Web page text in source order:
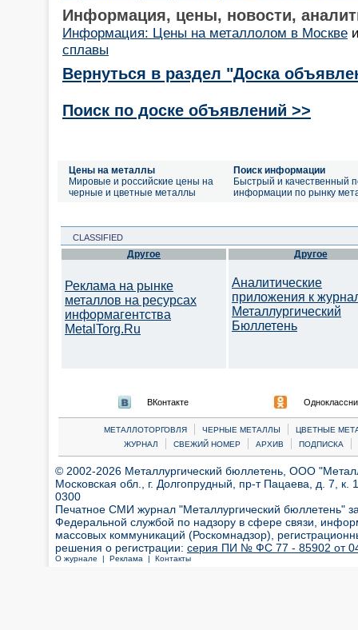
Информация, цены, новости,
Информация: Цены на металлолом в Москве
сплавы
Вернуться в раздел "Доска
Поиск по доске объявлений >>
Цены на металлы
Мировые и российские цены на
черные и цветные металлы
Поиск информации
Быстрый и качественный
информации по рынку
CLASSIFIED
Другое
Реклама на рынке
металлов на ресурсах
информагентства
MetalTorg.Ru
Другое
Аналитические
приложения к
Металлургический
Бюллетень
ВКонтакте
МЕТАЛЛОТОРГОВЛЯ | ЧЕРНЫЕ МЕТАЛЛЫ |
ЦВЕТНЫЕ
ЖУРНАЛ
| СВЕЖИЙ НОМЕР | АРХИВ | ПОДПИСКА |
© 2002-2026 Металлургический бюллетень, ООО
Московская обл., г. Долгопрудный, пр-т Пацаева, д. 7,
0300
Печатное СМИ журнал "Металлургический бюллетень"
Федеральной службой по надзору в сфере связи,
массовых коммуникаций (Роскомнадзор),
решения о регистрации: серия ПИ № ФС 77 - 85902 от 04
О журнале | Реклама | Контакты